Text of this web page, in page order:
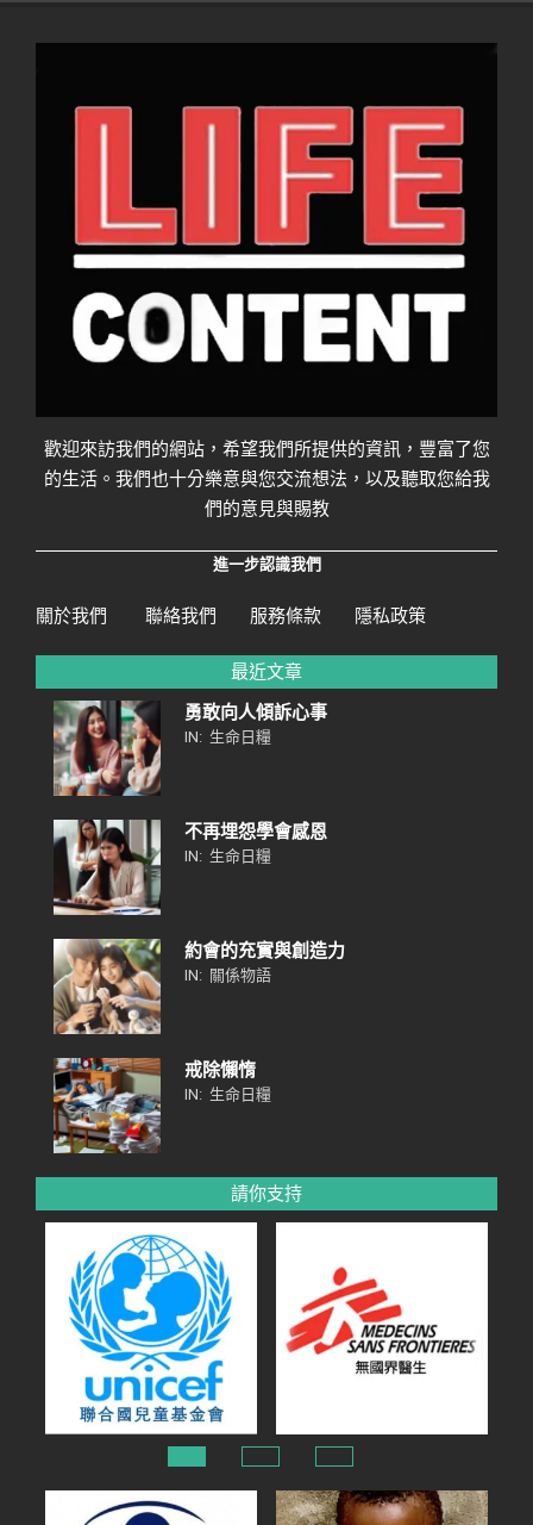
歡迎來訪我們的網站，希望我們所提供的資訊，豐富了您
的生活。我們也十分樂意與您交流想法，以及聽取您給我
們的意見與賜教
進一步認識我們
關於我們 聯絡我們 服務條款 隱私政策
最近文章
勇敢向人傾訴心事
IN: 生命日糧
不再埋怨學會感恩
IN: 生命日糧
約會的充實與創造力
IN: 關係物語
戒除懶惰
IN: 生命日糧
請你支持